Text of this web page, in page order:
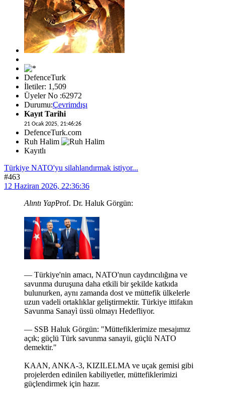
DefenceTurk
İletiler: 1,509
Üyeler No :62972
Durumu:Çevrimdışı
Kayıt Tarihi
21 Ocak 2025, 21:46:26
DefenceTurk.com
Ruh Halim
Kayıtlı
Türkiye NATO'yu silahlandırmak istiyor...
#463
12 Haziran 2026, 22:36:36
Alıntı YapProf. Dr. Haluk Görgün:
— Türkiye'nin amacı, NATO'nun caydırıcılığına ve
savunma duruşuna daha etkili bir şekilde katkıda
bulunurken, aynı zamanda dost ve müttefik ülkelerle
uzun vadeli ortaklıklar geliştirmektir. Türkiye ittifakın
Savunma Sanayì üssü olmayı Hedefliyor.
— SSB Haluk Görgün: "Müttefiklerimize mesajımız
açık; güçlü Türk savunma sanayii, güçlü NATO
demektir."
KAAN, ANKA-3, KIZILELMA ve uçak gemisi gibi
projelerden edinilen kabiliyetler, müttefiklerimizi
güçlendirmek için hazır.